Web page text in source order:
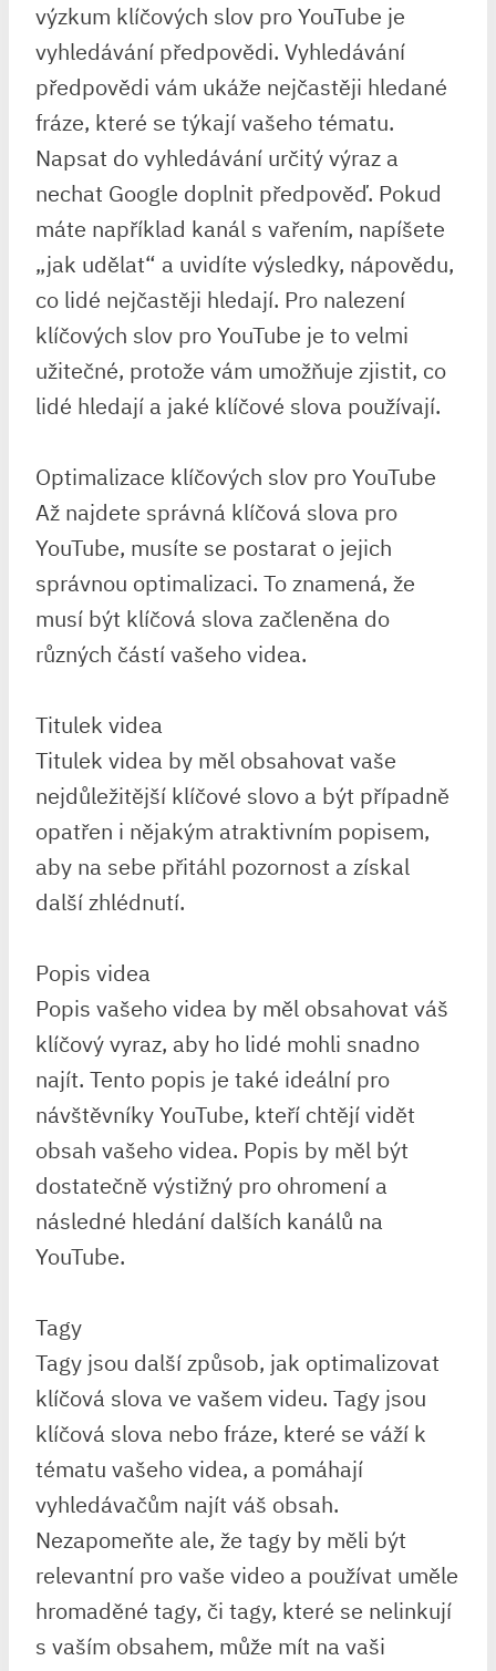
výzkum klíčových slov pro YouTube je
vyhledávání předpovědi. Vyhledávání
předpovědi vám ukáže nejčastěji hledané
fráze, které se týkají vašeho tématu.
Napsat do vyhledávání určitý výraz a
nechat Google doplnit předpověď. Pokud
máte například kanál s vařením, napíšete
„jak udělat“ a uvidíte výsledky, nápovědu,
co lidé nejčastěji hledají. Pro nalezení
klíčových slov pro YouTube je to velmi
užitečné, protože vám umožňuje zjistit, co
lidé hledají a jaké klíčové slova používají.
Optimalizace klíčových slov pro YouTube
Až najdete správná klíčová slova pro
YouTube, musíte se postarat o jejich
správnou optimalizaci. To znamená, že
musí být klíčová slova začleněna do
různých částí vašeho videa.
Titulek videa
Titulek videa by měl obsahovat vaše
nejdůležitější klíčové slovo a být případně
opatřen i nějakým atraktivním popisem,
aby na sebe přitáhl pozornost a získal
další zhlédnutí.
Popis videa
Popis vašeho videa by měl obsahovat váš
klíčový vyraz, aby ho lidé mohli snadno
najít. Tento popis je také ideální pro
návštěvníky YouTube, kteří chtějí vidět
obsah vašeho videa. Popis by měl být
dostatečně výstižný pro ohromení a
následné hledání dalších kanálů na
YouTube.
Tagy
Tagy jsou další způsob, jak optimalizovat
klíčová slova ve vašem videu. Tagy jsou
klíčová slova nebo fráze, které se váží k
tématu vašeho videa, a pomáhají
vyhledávačům najít váš obsah.
Nezapomeňte ale, že tagy by měli být
relevantní pro vaše video a používat uměle
hromaděné tagy, či tagy, které se nelinkují
s vaším obsahem, může mít na vaši